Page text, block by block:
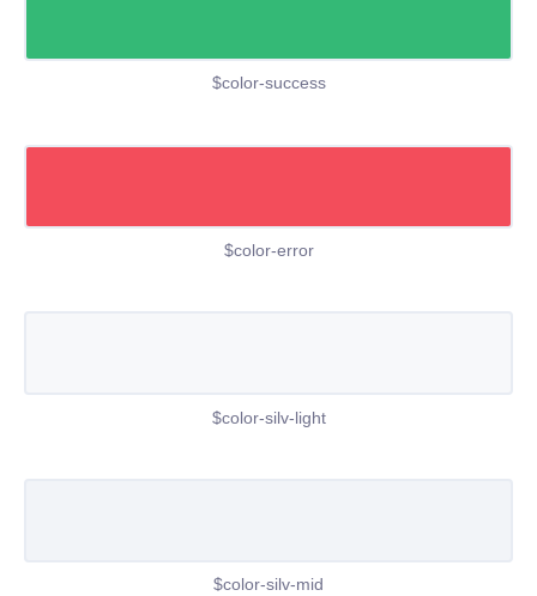
$color-success
$color-error
$color-silv-light
$color-silv-mid